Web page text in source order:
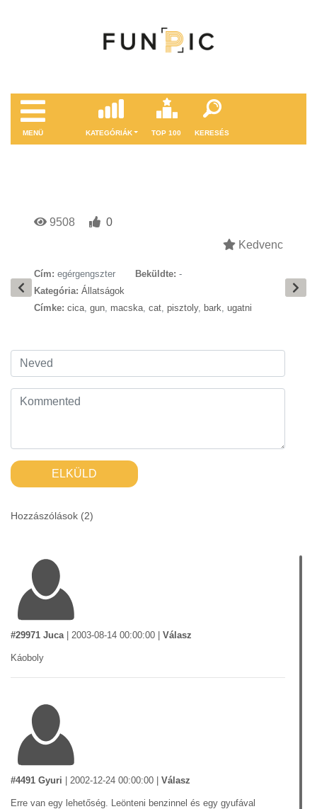
MENÜ KATEGÓRIÁK TOP 100 KERESÉS
9508
0
Kedvenc
Cím: egérgengszter Beküldte: -
Kategória: Állatságok
Címke: cica, gun, macska, cat, pisztoly, bark, ugatni
ELKÜLD
Hozzászólások (2)
#29971 Juca| 2003-08-14 00:00:00 Válasz
Káoboly
#4491 Gyuri 2002-12-24 00:00:00 Válasz
Erre van egy lehetőség. Leönteni benzinnel és egy gyufával